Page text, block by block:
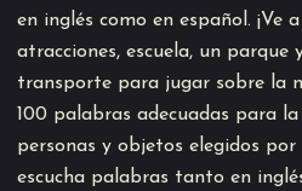
en inglés como en español. ¡Ve
atracciones, escuela, un parque
transporte para jugar sobre la
100 palabras adecuadas para
personas y objetos elegidos
escucha palabras tanto en